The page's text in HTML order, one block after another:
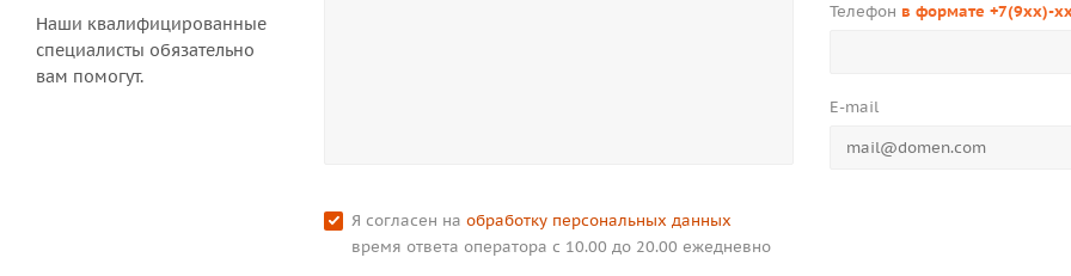
Наши квалифицированные
специалисты обязательно
вам помогут.
Телефон в формате +7(9xx)-
E-mail
Я согласен наобработку персональных данных
время ответа оператора с 10.00 до 20.00 ежедневно